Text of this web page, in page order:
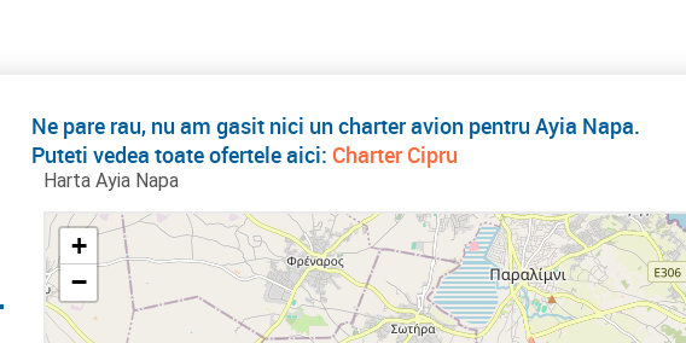
Ne pare rau, nu am gasit nici un charter avion pentru Ayia Napa.
Puteti vedea toate ofertele aici: Charter Cipru
Harta Ayia Napa
+
−